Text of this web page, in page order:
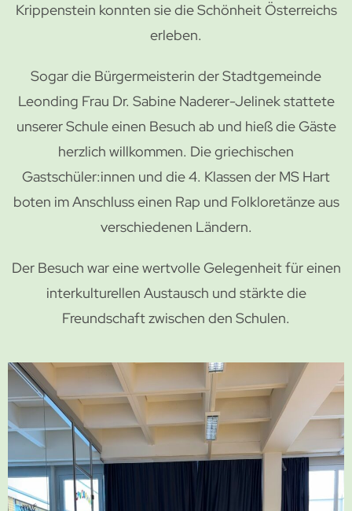
Krippenstein konnten sie die Schönheit Österreichs
erleben.
Sogar die Bürgermeisterin der Stadtgemeinde
Leonding Frau Dr. Sabine Naderer-Jelinek stattete
unserer Schule einen Besuch ab und hieß die Gäste
herzlich willkommen. Die griechischen
Gastschüler:innen und die 4. Klassen der MS Hart
boten im Anschluss einen Rap und Folkloretänze aus
verschiedenen Ländern.
Der Besuch war eine wertvolle Gelegenheit für einen
interkulturellen Austausch und stärkte die
Freundschaft zwischen den Schulen.